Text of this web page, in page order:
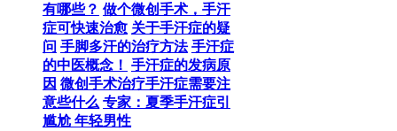
有哪些？ 做个微创手术，手汗
症可快速治愈 关于手汗症的疑
问 手脚多汗的治疗方法 手汗症
的中医概念！ 手汗症的发病原
因 微创手术治疗手汗症需要注
意些什么 专家：夏季手汗症引
尴尬 年轻男性